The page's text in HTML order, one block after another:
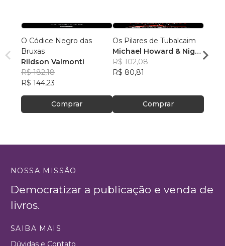
O Códice Negro das
Bruxas
Rildson Valmonti
R$ 182,18
R$ 144,23
Comprar
Os Pilares de Tubalcaim
Michael Howard & Nigel
Jackson
R$ 102,08
R$ 80,81
Comprar
Malik
NOSSA MISSÃO
Democratizar a publicação e venda de
livros.
SAIBA MAIS
Dúvidas e Contato